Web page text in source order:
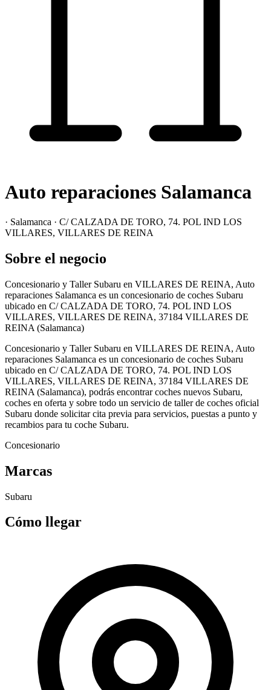
Auto reparaciones Salamanca
· Salamanca · C/ CALZADA DE TORO, 74. POL IND LOS
VILLARES, VILLARES DE REINA
Sobre el negocio
Concesionario y Taller Subaru en VILLARES DE REINA, Auto
reparaciones Salamanca es un concesionario de coches Subaru
ubicado en C/ CALZADA DE TORO, 74. POL IND LOS
VILLARES, VILLARES DE REINA, 37184 VILLARES DE
REINA (Salamanca)
Concesionario y Taller Subaru en VILLARES DE REINA, Auto
reparaciones Salamanca es un concesionario de coches Subaru
ubicado en C/ CALZADA DE TORO, 74. POL IND LOS
VILLARES, VILLARES DE REINA, 37184 VILLARES DE
REINA (Salamanca), podrás encontrar coches nuevos Subaru,
coches en oferta y sobre todo un servicio de taller de coches oficial
Subaru donde solicitar cita previa para servicios, puestas a punto y
recambios para tu coche Subaru.
Concesionario
Marcas
Subaru
Cómo llegar